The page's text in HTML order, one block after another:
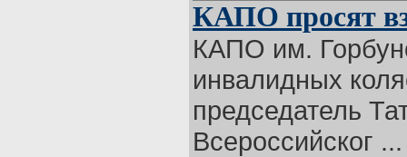
КАПО просят
КАПО им.
инвалидных
председатель
Всероссийског ...